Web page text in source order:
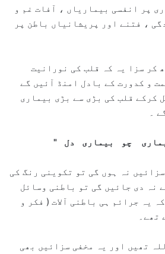
پر انفسی بیماریاں ، آفات غم و
، فتنے اور پریشانیاں باطن پر
کر سزا یہ کہ قلب کی نورانیت
و کدورت کے بادل امنڈ آئیں گے
کرکے قلب کی بڑی سے بڑی بیماری
۔
چو بیماری دل "
نہ ہوں گی تو تکوینی رنگ کی
نہ دی جائیں گی تو باطنی وسائل
یہ جرائم ہی باطنی آلات ( فکر و
تھے۔
تھیں اور یہ مخفی سزائیں بھی